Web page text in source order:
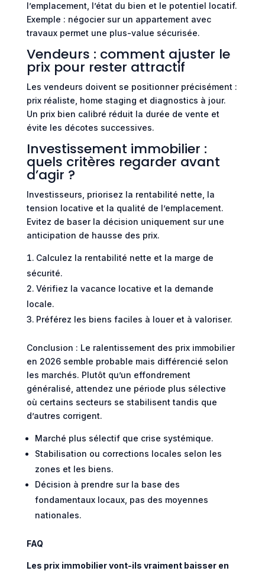
l’emplacement, l’état du bien et le potentiel locatif.
Exemple : négocier sur un appartement avec
travaux permet une plus-value sécurisée.
Vendeurs : comment ajuster le
prix pour rester attractif
Les vendeurs doivent se positionner précisément :
prix réaliste, home staging et diagnostics à jour.
Un prix bien calibré réduit la durée de vente et
évite les décotes successives.
Investissement immobilier :
quels critères regarder avant
d’agir ?
Investisseurs, priorisez la rentabilité nette, la
tension locative et la qualité de l’emplacement.
Evitez de baser la décision uniquement sur une
anticipation de hausse des prix.
Calculez la rentabilité nette et la marge de
sécurité.
Vérifiez la vacance locative et la demande
locale.
Préférez les biens faciles à louer et à valoriser.
Conclusion : Le ralentissement des prix immobilier
en 2026 semble probable mais différencié selon
les marchés. Plutôt qu’un effondrement
généralisé, attendez une période plus sélective
où certains secteurs se stabilisent tandis que
d’autres corrigent.
Marché plus sélectif que crise systémique.
Stabilisation ou corrections locales selon les
zones et les biens.
Décision à prendre sur la base des
fondamentaux locaux, pas des moyennes
nationales.
FAQ
Les prix immobilier vont-ils vraiment baisser en